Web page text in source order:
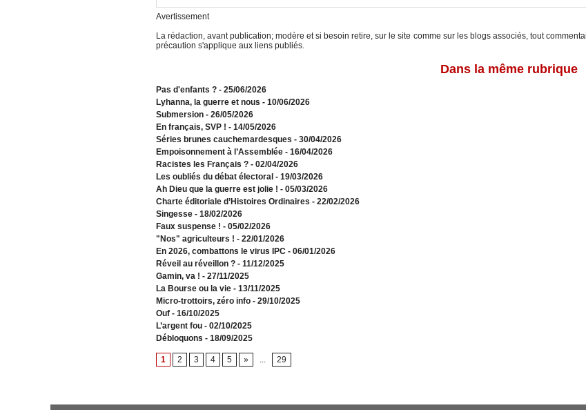
Avertissement
La rédaction, avant publication; modère et si besoin retire, sur le site comme sur les blogs associés, tout
précaution s'applique aux liens publiés.
Dans la même rubrique
Pas d'enfants ? - 25/06/2026
​Lyhanna, la guerre et nous - 10/06/2026
Submersion - 26/05/2026
En français, SVP ! - 14/05/2026
​Séries brunes cauchemardesques - 30/04/2026
Empoisonnement à l’Assemblée­ - 16/04/2026
Racistes les Français ? - 02/04/2026
​Les oubliés du débat électoral - 19/03/2026
Ah Dieu que la guerre est jolie ! - 05/03/2026
Charte éditoriale d’Histoires Ordinaires - 22/02/2026
Singesse - 18/02/2026
Faux suspense ! - 05/02/2026
"Nos" agriculteurs ! - 22/01/2026
En 2026, combattons le virus IPC - 06/01/2026
Réveil au réveillon ? - 11/12/2025
Gamin, va ! - 27/11/2025
​La Bourse ou la vie - 13/11/2025
Micro-trottoirs, zéro info - 29/10/2025
Ouf - 16/10/2025
L’argent fou - 02/10/2025
Débloquons - 18/09/2025
1 2 3 4 5 » ... 29